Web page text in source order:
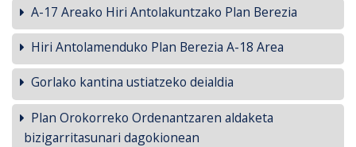
A-17 Areako Hiri Antolakuntzako Plan Berezia
Hiri Antolamenduko Plan Berezia A-18 Area
Gorlako kantina ustiatzeko deialdia
Plan Orokorreko Ordenantzaren aldaketa
bizigarritasunari dagokionean